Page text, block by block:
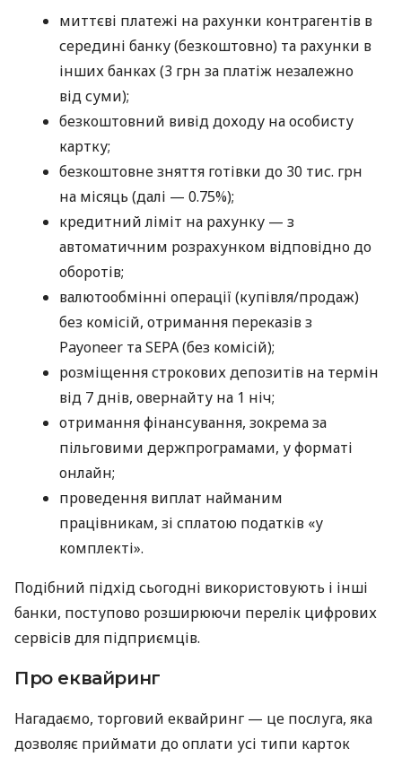
миттєві платежі на рахунки контрагентів в
середині банку (безкоштовно) та рахунки в
інших банках (3 грн за платіж незалежно
від суми);
безкоштовний вивід доходу на особисту
картку;
безкоштовне зняття готівки до 30 тис. грн
на місяць (далі — 0.75%);
кредитний ліміт на рахунку — з
автоматичним розрахунком відповідно до
оборотів;
валютообмінні операції (купівля/продаж)
без комісій, отримання переказів з
Payoneer та SEPA (без комісій);
розміщення строкових депозитів на термін
від 7 днів, овернайту на 1 ніч;
отримання фінансування, зокрема за
пільговими держпрограмами, у форматі
онлайн;
проведення виплат найманим
працівникам, зі сплатою податків «у
комплекті».
Подібний підхід сьогодні використовують і інші
банки, поступово розширюючи перелік цифрових
сервісів для підприємців.
Про еквайринг
Нагадаємо, торговий еквайринг — це послуга, яка
дозволяє приймати до оплати усі типи карток